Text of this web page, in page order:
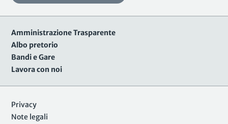
Amministrazione Trasparente
Albo pretorio
Bandi e Gare
Lavora con noi
Privacy
Note legali